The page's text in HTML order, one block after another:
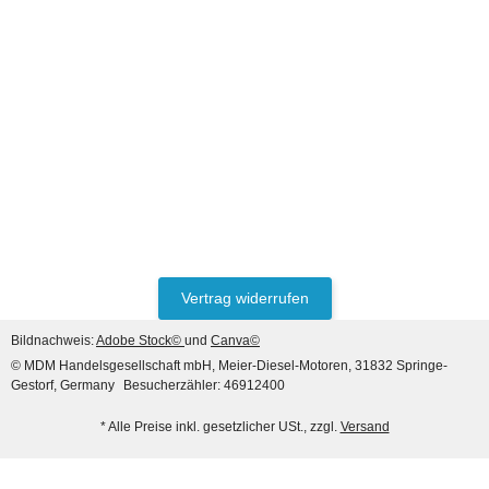
Vertrag widerrufen
Bildnachweis:Adobe Stock© und Canva©
© MDM Handelsgesellschaft mbH, Meier-Diesel-Motoren, 31832 Springe-
Gestorf, Germany
Besucherzähler: 46912400
* Alle Preise inkl. gesetzlicher USt., zzgl. Versand